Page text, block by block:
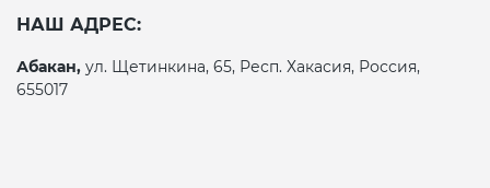
НАШ АДРЕС:
Абакан, ул. Щетинкина, 65, Респ. Хакасия, Россия,
655017